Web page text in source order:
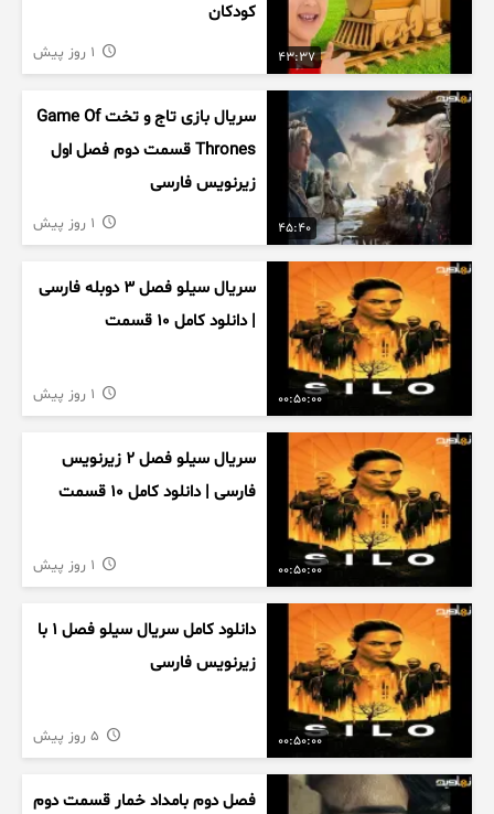
43:37
کودکان
45:40
سریال بازی تاج و تخت Game Of
Thrones قسمت دوم فصل اول
زیرنویس فارسی
00:50:00
سریال سیلو فصل ۳ دوبله فارسی
| دانلود کامل ۱۰ قسمت
00:50:00
سریال سیلو فصل ۲ زیرنویس
فارسی | دانلود کامل ۱۰ قسمت
00:50:00
دانلود کامل سریال سیلو فصل ۱ با
زیرنویس فارسی
فصل دوم بامداد خمار قسمت دوم